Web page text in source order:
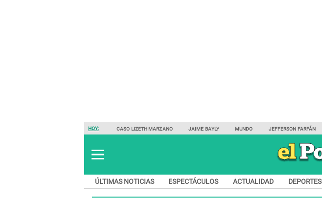
HOY: CASO LIZETH MARZANO JAIME BAYLY MUNDO JEFFERSON FARFÁN
ÚLTIMAS NOTICIAS ESPECTÁCULOS ACTUALIDAD DEPORTES